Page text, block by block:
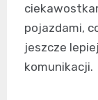
pojazdami,
jeszcze
komunikacji.